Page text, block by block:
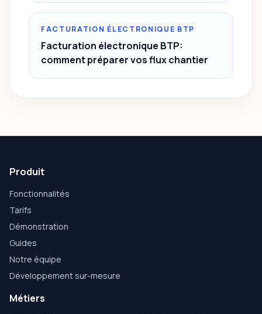
FACTURATION ÉLECTRONIQUE BTP
Facturation électronique BTP:
comment préparer vos flux chantier
Produit
Fonctionnalités
Tarifs
Démonstration
Guides
Notre équipe
Développement sur-mesure
Métiers